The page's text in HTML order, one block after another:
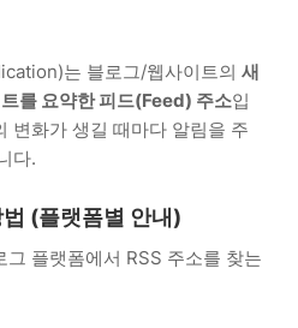
는 블로그/웹사이트의 새
를 요약한 피드(Feed) 주소입
변화가 생길 때마다 알림을 주
다.
법 (플랫폼별 안내)
플랫폼에서 RSS 주소를 찾는